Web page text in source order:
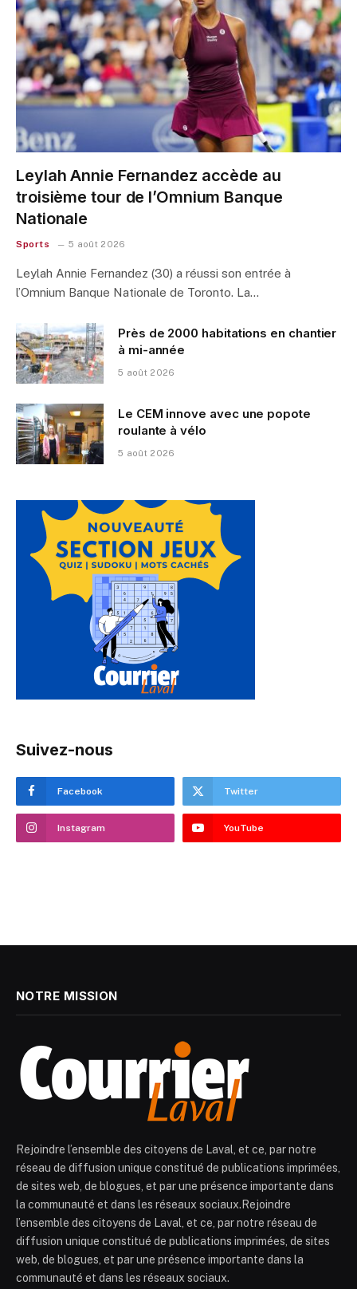
Leylah Annie Fernandez accède au
troisième tour de l’Omnium Banque
Nationale
Sports 5 août 2026
Leylah Annie Fernandez (30) a réussi son entrée à
l’Omnium Banque Nationale de Toronto. La…
Près de 2000 habitations en chantier
à mi-année
5 août 2026
Le CEM innove avec une popote
roulante à vélo
5 août 2026
Suivez-nous
Facebook Twitter
Instagram YouTube
NOTRE MISSION
Rejoindre l’ensemble des citoyens de Laval, et ce, par notre
réseau de diffusion unique constitué de publications imprimées,
de sites web, de blogues, et par une présence importante dans
la communauté et dans les réseaux sociaux.Rejoindre
l’ensemble des citoyens de Laval, et ce, par notre réseau de
diffusion unique constitué de publications imprimées, de sites
web, de blogues, et par une présence importante dans la
communauté et dans les réseaux sociaux.